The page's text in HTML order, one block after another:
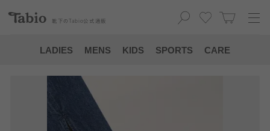
靴下の Tabio 公式通販
LADIES MENS KIDS SPORTS CARE